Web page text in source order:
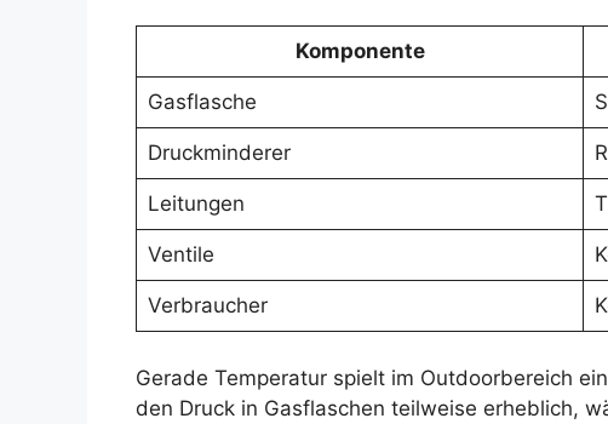
Komponente
Gasflasche
Druckminderer
Leitungen
Ventile
Verbraucher
Gerade Temperatur spielt im Outdoorbereich
den Druck in Gasflaschen teilweise erheblich,